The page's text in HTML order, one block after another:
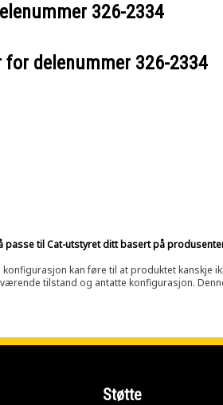
326-2334
for delenummer 326-2334
passe til Cat-utstyret ditt basert på
kan føre til at produktet kanskje
tilstand og antatte konfigurasjon.
Støtte